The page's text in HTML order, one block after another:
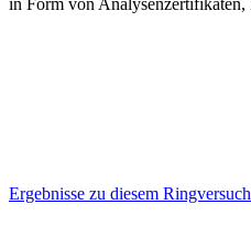
Ergebnisse zu diesem